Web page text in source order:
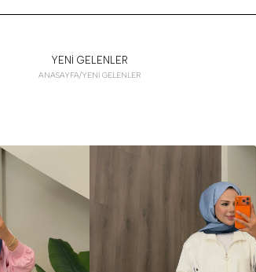
YENİ GELENLER
ANASAYFA/YENİ GELENLER